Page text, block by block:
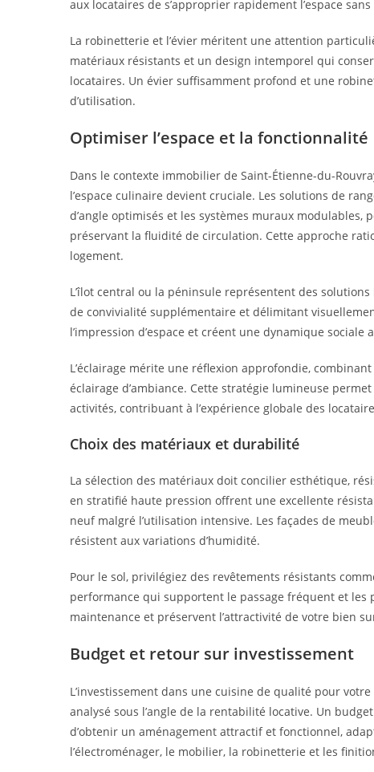
aux locataires de s’approprier rapidement l’espace
La robinetterie et l’évier méritent une attention
matériaux résistants et un design intemporel qui
locataires. Un évier suffisamment profond et une
d’utilisation.
Optimiser l’espace et la fonctionnalité
Dans le contexte immobilier de Saint-Étienne-du-
l’espace culinaire devient cruciale. Les solutions de
d’angle optimisés et les systèmes muraux
préservant la fluidité de circulation. Cette approche
logement.
L’îlot central ou la péninsule représentent des
de convivialité supplémentaire et délimitant
l’impression d’espace et créent une dynamique
L’éclairage mérite une réflexion approfondie,
éclairage d’ambiance. Cette stratégie lumineuse
activités, contribuant à l’expérience globale des
Choix des matériaux et durabilité
La sélection des matériaux doit concilier esthétique,
en stratifié haute pression offrent une excellente
neuf malgré l’utilisation intensive. Les façades de
résistent aux variations d’humidité.
Pour le sol, privilégiez des revêtements résistants
performance qui supportent le passage fréquent et les
maintenance et préservent l’attractivité de votre bien
Budget et retour sur investissement
L’investissement dans une cuisine de qualité pour
analysé sous l’angle de la rentabilité locative. Un
d’obtenir un aménagement attractif et fonctionnel,
l’électroménager, le mobilier, la robinetterie et les